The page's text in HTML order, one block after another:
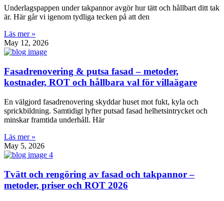
Underlagspappen under takpannor avgör hur tätt och hållbart ditt tak
är. Här går vi igenom tydliga tecken på att den
Läs mer »
May 12, 2026
Fasadrenovering & putsa fasad – metoder,
kostnader, ROT och hållbara val för villaägare
En välgjord fasadrenovering skyddar huset mot fukt, kyla och
sprickbildning. Samtidigt lyfter putsad fasad helhetsintrycket och
minskar framtida underhåll. Här
Läs mer »
May 5, 2026
Tvätt och rengöring av fasad och takpannor –
metoder, priser och ROT 2026